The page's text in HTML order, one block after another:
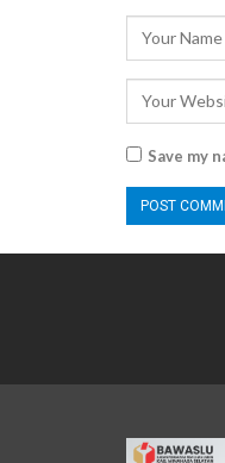
Save my